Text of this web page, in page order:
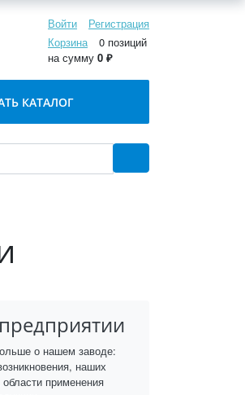
Войти
Регистрация
Корзина
0 позиций
на сумму 0 ₽
КАТАЛОГ
о нашем заводе:
наших
области применения